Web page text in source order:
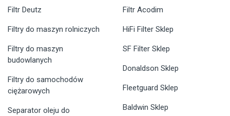
Filtr Deutz Filtr Acodim
Filtry do maszyn rolniczych
Filtry do maszyn
budowlanych
Filtry do samochodów
ciężarowych
Separator oleju do
HiFi Filter Sklep
SF Filter Sklep
Donaldson Sklep
Fleetguard Sklep
Baldwin Sklep